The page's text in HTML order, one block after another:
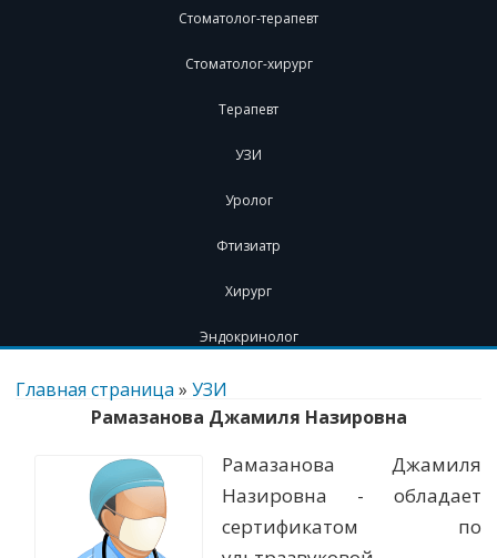
Стоматолог-терапевт
Стоматолог-хирург
Терапевт
УЗИ
Уролог
Фтизиатр
Хирург
Эндокринолог
Перейти
Главная страница » УЗИ
Рамазанова Джамиля Назировна
Рамазанова Джамиля
Назировна - обладает
сертификатом по